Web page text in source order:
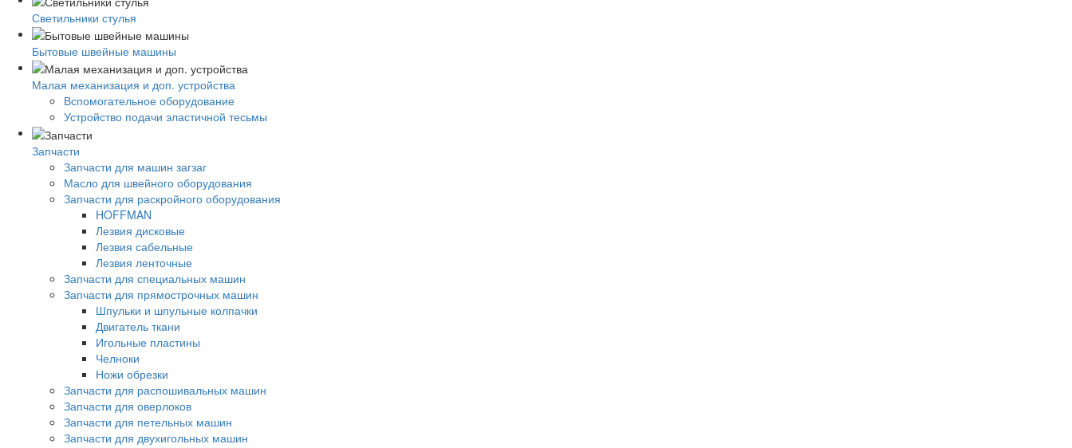
Светильники стулья
Бытовые швейные машины
Малая механизация и доп. устройства
Вспомогательное оборудование
Устройство подачи эластичной тесьмы
Запчасти
Запчасти для машин загзаг
Масло для швейного оборудования
Запчасти для раскройного оборудования
HOFFMAN
Лезвия дисковые
Лезвия сабельные
Лезвия ленточные
Запчасти для специальных машин
Запчасти для прямострочных машин
Шпульки и шпульные колпачки
Двигатель ткани
Игольные пластины
Челноки
Ножи обрезки
Запчасти для распошивальных машин
Запчасти для оверлоков
Запчасти для петельных машин
Запчасти для двухигольных машин